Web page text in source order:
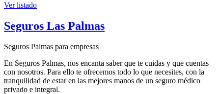
Ver listado
Seguros Las Palmas
Seguros Palmas para empresas
En Seguros Palmas, nos encanta saber que te cuidas y que cuentas
con nosotros. Para ello te ofrecemos todo lo que necesites, con la
tranquilidad de estar en las mejores manos de un seguro médico
privado e integral.